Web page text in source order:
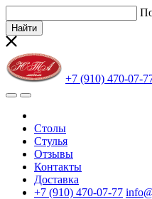
Найти
+7 (910) 470-07-
Столы
Стулья
Отзывы
Контакты
Доставка
+7 (910) 470-07-77